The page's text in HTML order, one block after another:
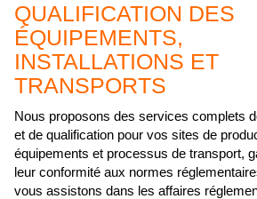
QUALIFICATION DES
ÉQUIPEMENTS,
INSTALLATIONS ET
TRANSPORTS
Nous proposons des services complets
et de qualification pour vos sites de
équipements et processus de transport,
leur conformité aux normes
vous assistons dans les affaires